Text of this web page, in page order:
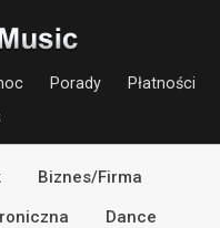
Porady
Płatności
Biznes/Firma
Dance